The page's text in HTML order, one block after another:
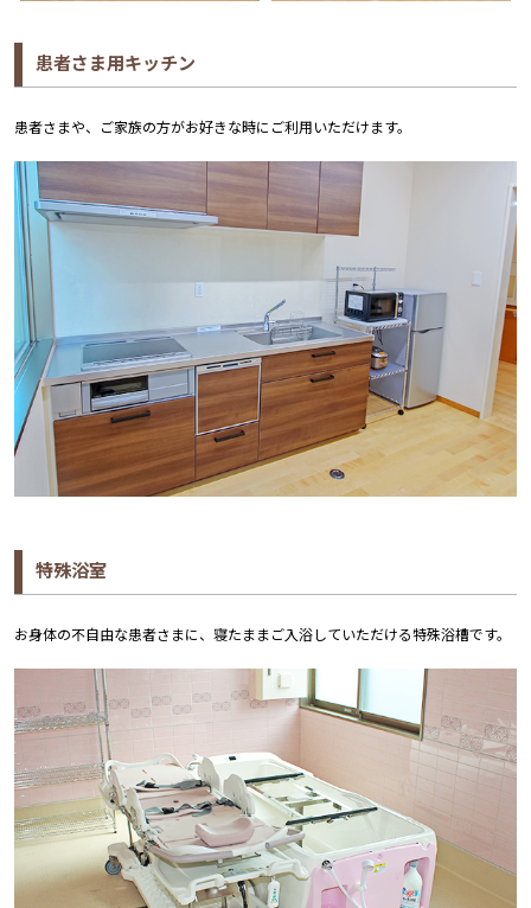
患者さま用キッチン
患者さまや、ご家族の方がお好きな時にご利用いただけます。
特殊浴室
お身体の不自由な患者さまに、寝たままご入浴していただける特殊浴槽です。